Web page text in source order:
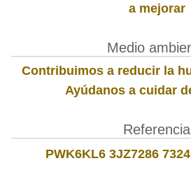
a mejorar
Medio
Contribuimos a reducir la
Ayúdanos a cuidar
Referencia
PWK6KL6 3JZ7286